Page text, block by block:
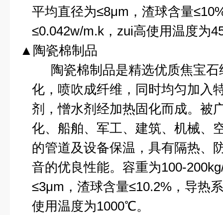
平均直径为≤8μm ，渣球含量≤
≤0.042w/m.k，zui高使用温度为
▲陶瓷棉制品
陶瓷棉制品是精选优质焦宝石
化，喷吹成纤维，同时均匀加入
剂，憎水剂经加热固化而成。被
化、船舶、军工、建筑、机械、
的管道及设备保温，具有隔热、
音的优良性能。容重为100-
≤3μm ，渣球含量≤10.2%，导热
使用温度为1000℃。